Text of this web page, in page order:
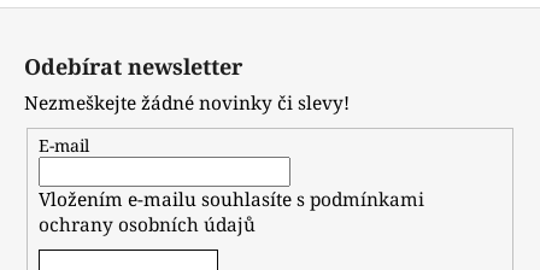
Z
Odebírat newsletter
Nezmeškejte žádné novinky či slevy!
E-mail
Vložením e-mailu souhlasíte spodmínkami
ochrany osobních údajů